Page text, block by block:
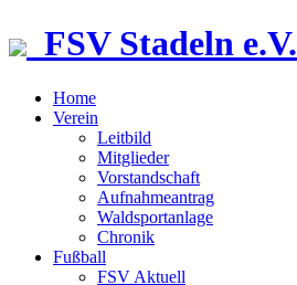
FSV Stadeln e.V.
Home
Verein
Leitbild
Mitglieder
Vorstandschaft
Aufnahmeantrag
Waldsportanlage
Chronik
Fußball
FSV Aktuell